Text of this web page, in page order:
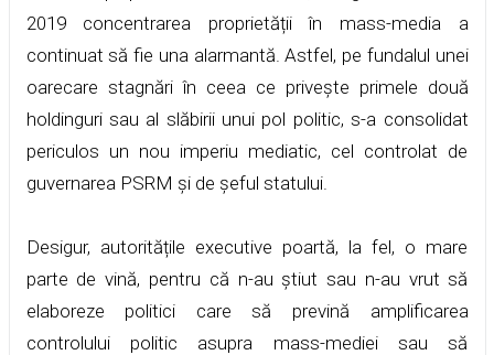
2019 concentrarea proprietății în mass-media a
continuat să fie una alarmantă. Astfel, pe fundalul unei
oarecare stagnări în ceea ce privește primele două
holdinguri sau al slăbirii unui pol politic, s-a consolidat
periculos un nou imperiu mediatic, cel controlat de
guvernarea PSRM și de șeful statului.
Desigur, autoritățile executive poartă, la fel, o mare
parte de vină, pentru că n-au știut sau n-au vrut să
elaboreze politici care să prevină amplificarea
controlului politic asupra mass-mediei sau să